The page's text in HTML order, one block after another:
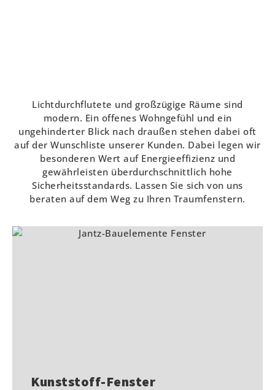
Lichtdurchflutete und großzügige Räume sind
modern. Ein offenes Wohngefühl und ein
ungehinderter Blick nach draußen stehen dabei oft
auf der Wunschliste unserer Kunden. Dabei legen wir
besonderen Wert auf Energieeffizienz und
gewährleisten überdurchschnittlich hohe
Sicherheitsstandards. Lassen Sie sich von uns
beraten auf dem Weg zu Ihren Traumfenstern.
Kunststoff-Fenster